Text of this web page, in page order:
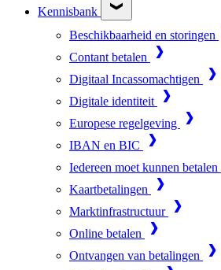
Kennisbank
Beschikbaarheid en storingen
Contant betalen
Digitaal Incassomachtigen
Digitale identiteit
Europese regelgeving
IBAN en BIC
Iedereen moet kunnen betalen
Kaartbetalingen
Marktinfrastructuur
Online betalen
Ontvangen van betalingen